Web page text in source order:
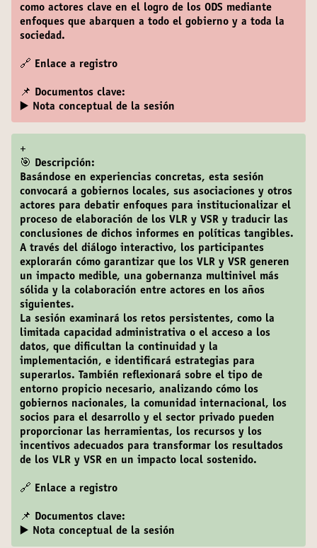
como actores clave en el logro de los ODS mediante
enfoques que abarquen a todo el gobierno y a toda la
sociedad.
🔗 Enlace a registro
📌 Documentos clave:
▶️ Nota conceptual de la sesión
+
🎯 Descripción:
Basándose en experiencias concretas, esta sesión
convocará a gobiernos locales, sus asociaciones y otros
actores para debatir enfoques para institucionalizar el
proceso de elaboración de los VLR y VSR y traducir las
conclusiones de dichos informes en políticas tangibles.
A través del diálogo interactivo, los participantes
explorarán cómo garantizar que los VLR y VSR generen
un impacto medible, una gobernanza multinivel más
sólida y la colaboración entre actores en los años
siguientes.
La sesión examinará los retos persistentes, como la
limitada capacidad administrativa o el acceso a los
datos, que dificultan la continuidad y la
implementación, e identificará estrategias para
superarlos. También reflexionará sobre el tipo de
entorno propicio necesario, analizando cómo los
gobiernos nacionales, la comunidad internacional, los
socios para el desarrollo y el sector privado pueden
proporcionar las herramientas, los recursos y los
incentivos adecuados para transformar los resultados
de los VLR y VSR en un impacto local sostenido.
🔗 Enlace a registro
📌 Documentos clave:
▶️ Nota conceptual de la sesión